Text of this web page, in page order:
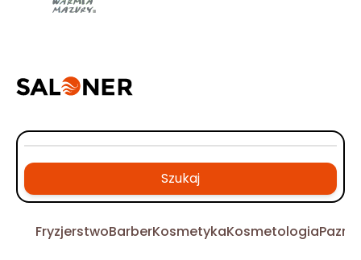
Szukaj
FryzjerstwoBarberKosmetykaKosmetologia